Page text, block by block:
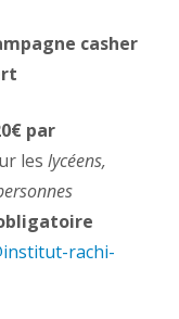
casher
par
les lycéens,
rachi-